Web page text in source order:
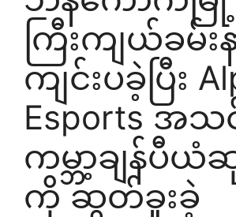
ကြီးကျယ်ခမ်းန
ကျင်းပခဲ့ပြီး
Esports အသ
ကမ္ဘာ့ချန်ပီယံ
ကို ဆွတ်ခူးခဲ့